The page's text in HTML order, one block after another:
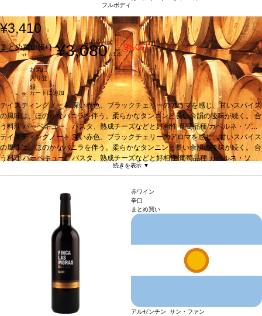
続きを表示 ▼
フルボディ
¥3,410
まとめ買い(6+) ¥3,080/ 1本
9%OFF
お気に
入り登
録
カートに追加
テイスティングノート 深い赤色。ブラックチェリーのアロマを感じ、甘いスパイス
の風味は、ほのかなバニラを伴う。柔らかなタンニンと長い余韻の後味が続く。合
う料理バーベキュー、パスタ、熟成チーズなどと好相性葡萄品種カベルネ・ソー
ヴィニヨン 100%*本ヴィンテージが在庫切れの場合、在庫があり価格が同様の場
合は自動的に次のヴィンテージに変更されます、ご了承ください。
テイスティングノート深い赤色。ブラックチェリーのアロマを感じ、甘いスパイス
の風味は、ほのかなバニラを伴う。柔らかなタンニンと長い余韻の後味が続く。 合
う料理バーベキュー、パスタ、熟成チーズなどと好相性葡萄品種カベルネ・ソー
*本ヴィンテージが在庫切れの場合、在庫があり価格が同様の場
赤ワイン
辛口
まとめ買い
アルゼンチン サン・ファン